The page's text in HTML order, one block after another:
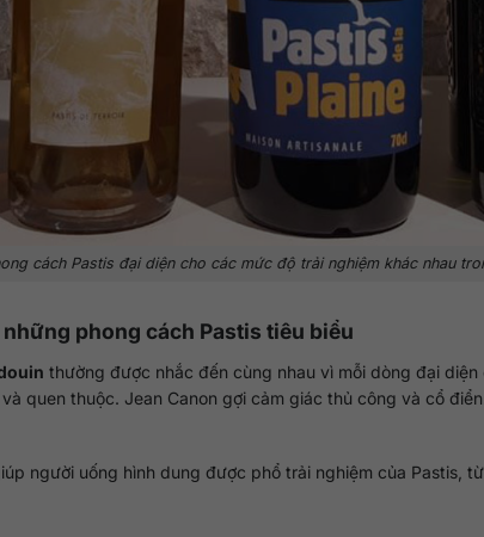
cách Pastis đại diện cho các mức độ trải nghiệm khác nhau
những phong cách Pastis tiêu biểu
thường được nhắc đến cùng nhau vì mỗi dòng đại
quen thuộc. Jean Canon gợi cảm giác thủ công và cổ
người uống hình dung được phổ trải nghiệm của Pastis,